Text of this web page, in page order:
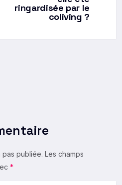
ringardisée par le
coliving ?
pas publiée. Les champs
*